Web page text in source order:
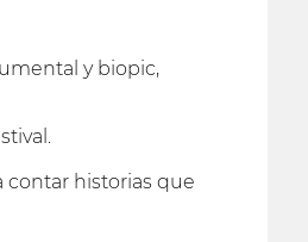
y biopic,
historias que